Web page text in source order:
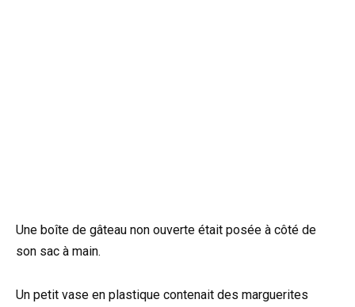
Une boîte de gâteau non ouverte était posée à côté de
son sac à main.
Un petit vase en plastique contenait des marguerites